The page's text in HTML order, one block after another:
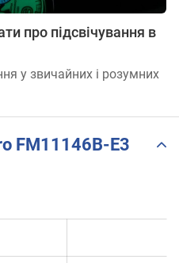
про підсвічування в
у звичайних і розумних
FM11146B-E3